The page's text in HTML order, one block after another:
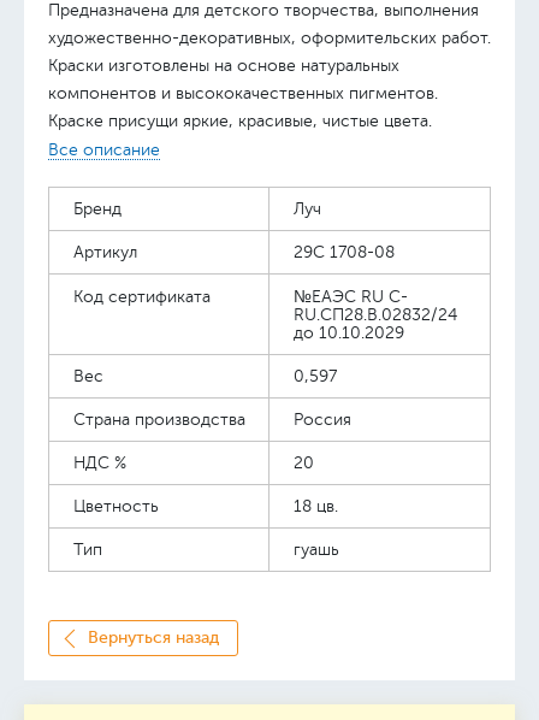
Предназначена для детского творчества, выполнения
художественно-декоративных, оформительских работ.
Краски изготовлены на основе натуральных
компонентов и высококачественных пигментов.
Краске присущи яркие, красивые, чистые цвета.
Хорошо смешиваются, позволяя получать новые
Все описание
Бренд Луч
Артикул 29С 1708-08
Код сертификата
№ЕАЭС RU C-
RU.СП28.В.02832/24
до 10.10.2029
Вес 0,597
Страна производства Россия
НДС % 20
Цветность 18 цв.
Тип гуашь
Вернуться назад